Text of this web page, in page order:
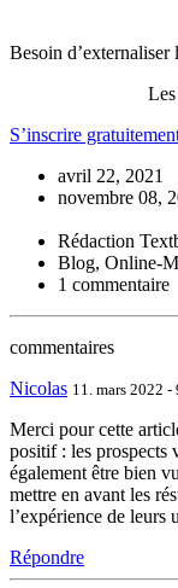
Besoin
S’inscrire
avril 22, 2021
novembre 08,
Rédaction
Blog, Online-
1 commentaire
commentaires
Nicolas 11. mars 2022 -
Merci pour cette
positif : les prospects
également être bien
mettre en avant les
l’expérience de leurs
Répondre